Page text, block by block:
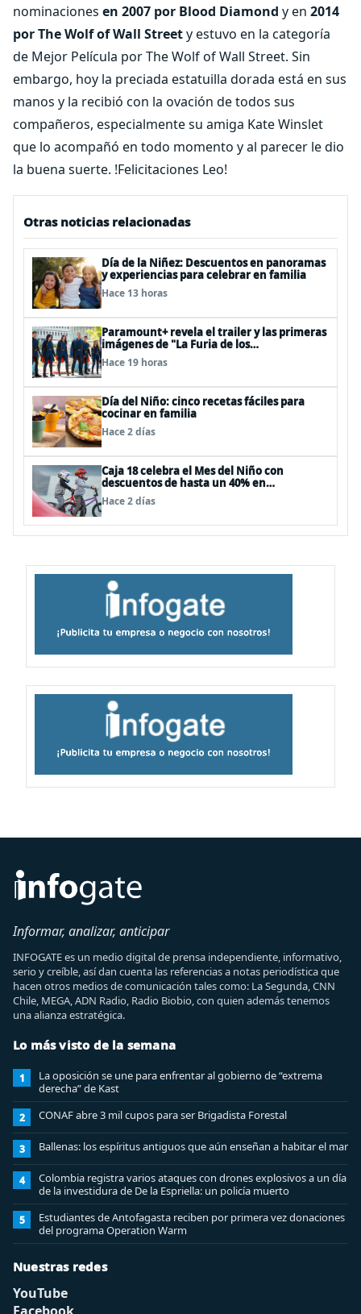
nominaciones en 2007 por Blood Diamond y en 2014
por The Wolf of Wall Streety estuvo en la categoría
de Mejor Película por The Wolf of Wall Street. Sin
embargo, hoy la preciada estatuilla dorada está en sus
manos y la recibió con la ovación de todos sus
compañeros, especialmente su amiga Kate Winslet
que lo acompañó en todo momento y al parecer le dio
la buena suerte. !Felicitaciones Leo!
Otras noticias relacionadas
Día de la Niñez: Descuentos en panoramas
y experiencias para celebrar en familia
Hace 13 horas
Paramount+ revela el trailer y las primeras
imágenes de "La Furia de los
Thundermans"
Hace 19 horas
Día del Niño: cinco recetas fáciles para
cocinar en familia
Hace 2 días
Caja 18 celebra el Mes del Niño con
descuentos de hasta un 40% en
panoramas, cine, shows y streaming
Hace 2 días
Informar, analizar, anticipar
INFOGATE es un medio digital de prensa independiente, informativo,
serio y creíble, así dan cuenta las referencias a notas periodística que
hacen otros medios de comunicación tales como: La Segunda, CNN
Chile, MEGA, ADN Radio, Radio Biobio, con quien además tenemos
una alianza estratégica.
Lo más visto de la semana
1
La oposición se une para enfrentar al gobierno de “extrema
derecha” de Kast
2 CONAF abre 3 mil cupos para ser Brigadista Forestal
3 Ballenas: los espíritus antiguos que aún enseñan a habitar el mar
4
Colombia registra varios ataques con drones explosivos a un día
de la investidura de De la Espriella: un policía muerto
5
Estudiantes de Antofagasta reciben por primera vez donaciones
del programa Operation Warm
Nuestras redes
YouTube